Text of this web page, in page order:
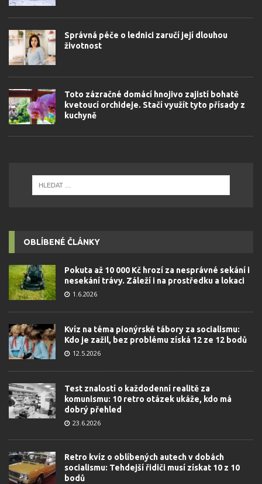
Správná péče o lednici zaručí její dlouhou
životnost
Toto zázračné domácí hnojivo zajistí bohatě
kvetoucí orchideje. Stačí využít tyto přísady z
kuchyně
OBLÍBENÉ ČLÁNKY
Pokuta až 10 000 Kč hrozí za nesprávné sekání i
nesekání trávy. Záleží i na prostředku a lokaci
1.6.2026
Kvíz na téma pionýrské tábory za socialismu:
Kdo je zažil, bez problému získá 12 ze 12 bodů
12.5.2026
Test znalostí o každodenní realitě za
komunismu: 10 retro otázek ukáže, kdo má
dobrý přehled
23.6.2026
Retro kvíz o oblíbených autech v dobách
socialismu: Tehdejší řidiči musí získat 10 z 10
bodů